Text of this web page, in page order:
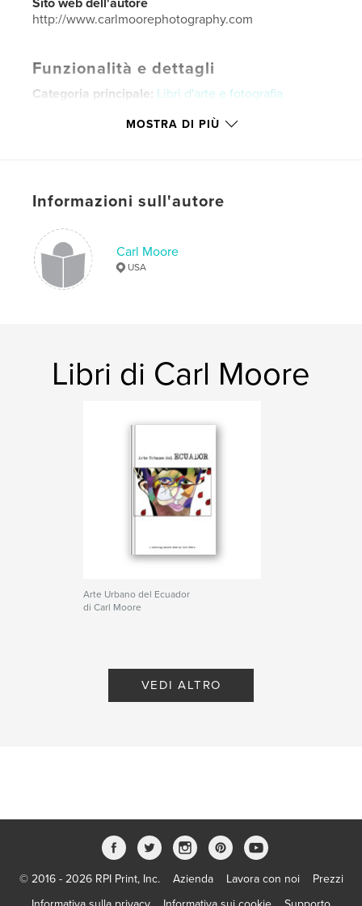
http://www.carlmoorephotography.com
Funzionalità e dettagli
Categoria principale: Libri d'arte e fotografia
Categorie aggiuntive Fotografia artistica
Copertina morbida: 9781714138869
LinguaEnglish
Parole chiave
MOSTRA DI PIÙ
Informazioni sull'autore
Carl Moore
USA
Libri di Carl Moore
Arte Urbano del Ecuador
di Carl Moore
VEDI ALTRO
© 2016 - 2026 RPI Print, Inc. Azienda Lavora con noi
Prezzi